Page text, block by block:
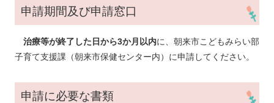
申請期間及び申請窓口
治療等が終了した日から3か月以内に、朝来市こどもみらい部
子育て支援課（朝来市保健センター内）に申請してください。
申請に必要な書類